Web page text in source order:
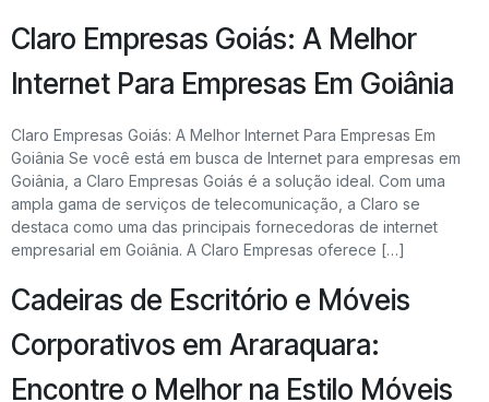
Claro Empresas Goiás: A Melhor
Internet Para Empresas Em Goiânia
Claro Empresas Goiás: A Melhor Internet Para Empresas Em
Goiânia Se você está em busca de Internet para empresas em
Goiânia, a Claro Empresas Goiás é a solução ideal. Com uma
ampla gama de serviços de telecomunicação, a Claro se
destaca como uma das principais fornecedoras de internet
empresarial em Goiânia. A Claro Empresas oferece […]
Cadeiras de Escritório e Móveis
Corporativos em Araraquara:
Encontre o Melhor na Estilo Móveis